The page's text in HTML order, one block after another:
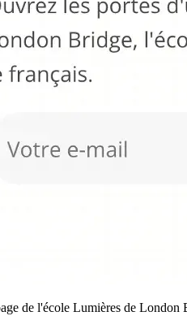
de l'école Lumières de London